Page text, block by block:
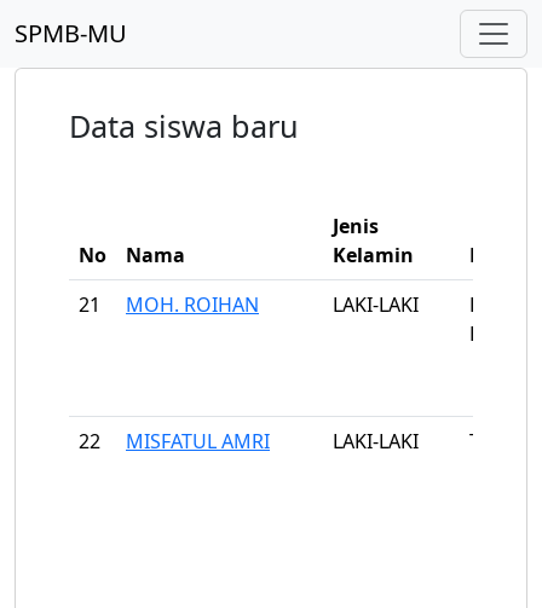
SPMB-MU
Data siswa baru
No Nama
Jenis
Kelamin
Desa/
21
MOH. ROIHAN LAKI-LAKI
BARMA
22 MISFATUL AMRI LAKI-LAKI